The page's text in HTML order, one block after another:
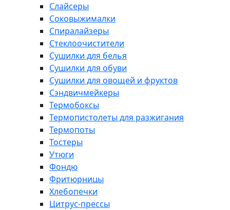
Слайсеры
Соковыжималки
Спиралайзеры
Стеклоочистители
Сушилки для белья
Сушилки для обуви
Сушилки для овощей и фруктов
Сэндвичмейкеры
Термобоксы
Термопистолеты для разжигания
Термопоты
Тостеры
Утюги
Фондю
Фритюрницы
Хлебопечки
Цитрус-прессы